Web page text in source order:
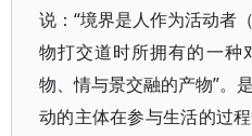
说：“境界是人作为活动者
物打交道时所拥有的一种
物、情与景交融的产物”。
动的主体在参与生活的过